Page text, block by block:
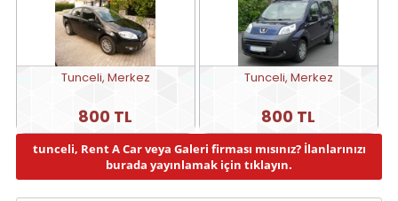
Tunceli, Merkez
800 TL
Tunceli, Merkez
800 TL
tunceli, Rent A Car veya Galeri firması mısınız? İlanlarınızı
burada yayınlamak için tıklayın.